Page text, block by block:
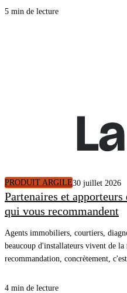
projet, et chaque simulation
5 min de lecture
PRODUIT ARGILE30 juillet 2026
Partenaires et
qui vous recommandent
Agents immobiliers, courtiers,
beaucoup d'installateurs vivent de
recommandation, concrètement,
partenaires le lien de votre
4 min de lecture